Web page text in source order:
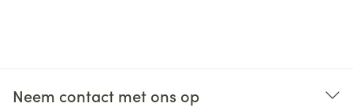
Neem contact met ons op